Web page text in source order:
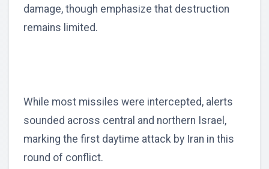
damage, though emphasize that destruction
remains limited.
While most missiles were intercepted, alerts
sounded across central and northern Israel,
marking the first daytime attack by Iran in this
round of conflict.